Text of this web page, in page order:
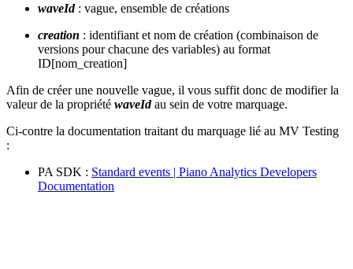
waveId : vague, ensemble de créations
creation : identifiant et nom de création (combinaison de
versions pour chacune des variables) au format
ID[nom_creation]
Afin de créer une nouvelle vague, il vous suffit donc de modifier la
valeur de la propriété waveId au sein de votre marquage.
Ci-contre la documentation traitant du marquage lié au MV Testing
:
PA SDK : Standard events | Piano Analytics Developers
Documentation